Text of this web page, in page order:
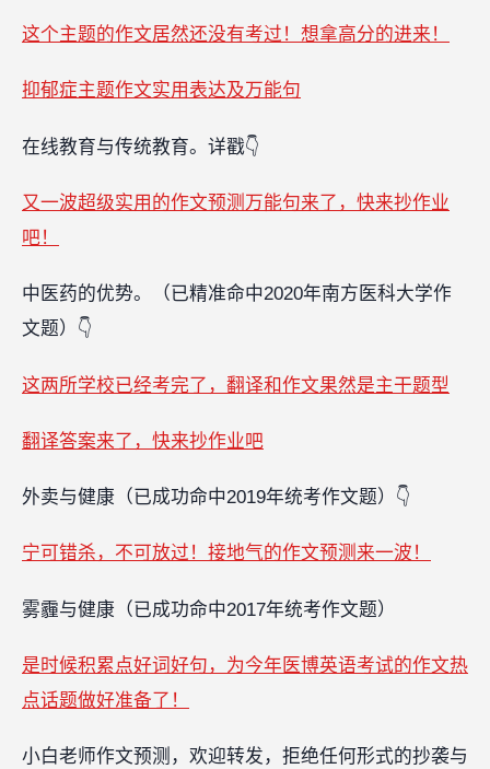
这个主题的作文居然还没有考过！想拿高分的进来！
抑郁症主题作文实用表达及万能句
在线教育与传统教育。详戳👇
又一波超级实用的作文预测万能句来了，快来抄作业
吧！
中医药的优势。（已精准命中2020年南方医科大学作
文题）👇
这两所学校已经考完了，翻译和作文果然是主干题型
翻译答案来了，快来抄作业吧
外卖与健康（已成功命中2019年统考作文题）👇
宁可错杀，不可放过！接地气的作文预测来一波！
雾霾与健康（已成功命中2017年统考作文题）
是时候积累点好词好句，为今年医博英语考试的作文热
点话题做好准备了！
小白老师作文预测，欢迎转发，拒绝任何形式的抄袭与